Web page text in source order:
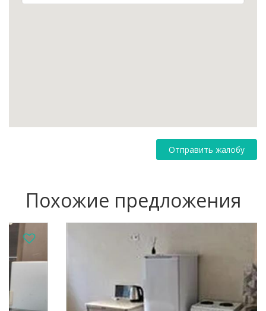
Отправить жалобу
Похожие предложения